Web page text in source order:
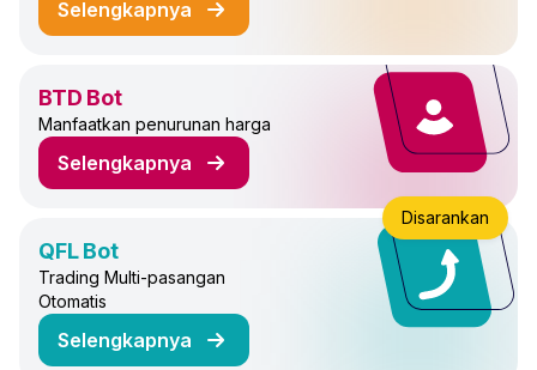
Selengkapnya
tentang COMBO Trading Bot
BTD Bot
Manfaatkan penurunan harga
Selengkapnya
tentang BTD Trading Bot
QFL Bot
Trading Multi-pasangan
Otomatis
Selengkapnya
tentang QFL Trading Bot
Disarankan